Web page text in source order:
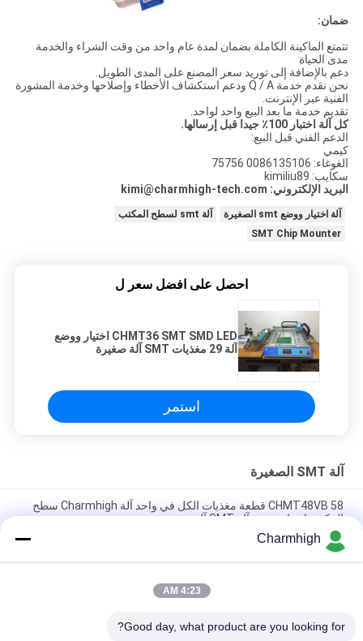
ضمان:
تتمتع الماكينة الكاملة بضمان لمدة عام واحد من وقت الشراء والخدمة
مدى الحياة
دعم بالإضافة إلى توريد سعر المصنع على المدى الطويل.
نحن نقدم خدمة Q / A ودعم استكشاف الأخطاء وإصلاحها وخدمة المشورة
الفنية عبر الإنترنت.
تقديم خدمة ما بعد البيع واحد لواحد.
كل آلة اختبار 100٪ جيدا قبل إرسالها.
الدعم الفني قبل البيع:
كيمي
الغوغاء: 0086135106 75756
سكايب: kimiliu89
البريد الإلكتروني: kimi@charmhigh-tech.com
آلة اختيار ووضع smt الصغيرة
آلة smt لسطح المكتب
SMT Chip Mounter
احصل على افضل سعر ل
CHMT36 SMT SMD LED اختيار ووضع
آلة 29 مغذيات SMT آلة صغيرة
استمر
آلة SMT الصغيرة
CHMT48VB 58 قطعة مغذيات الكل في واحد آلة Charmhigh سطح
المكتب اختيار ووضع آلة SMT آلة صغيرة
صغيرة PCB بالقطع
Charmhigh
4:23 AM
Good day, what product are you looking for?